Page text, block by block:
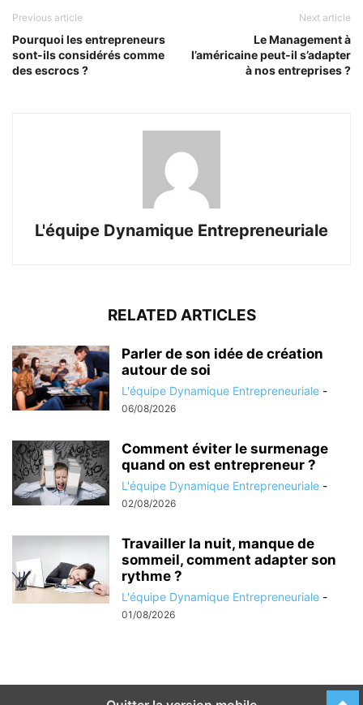
Previous article
Pourquoi les entrepreneurs
sont-ils considérés comme
des escrocs ?
Next article
Le Management à
l’américaine peut-il s’adapter
à nos entreprises ?
L'équipe Dynamique Entrepreneuriale
RELATED ARTICLES
Parler de son idée de création
autour de soi
L'équipe Dynamique Entrepreneuriale -
06/08/2026
Comment éviter le surmenage
quand on est entrepreneur ?
L'équipe Dynamique Entrepreneuriale -
02/08/2026
Travailler la nuit, manque de
sommeil, comment adapter son
rythme ?
L'équipe Dynamique Entrepreneuriale -
01/08/2026